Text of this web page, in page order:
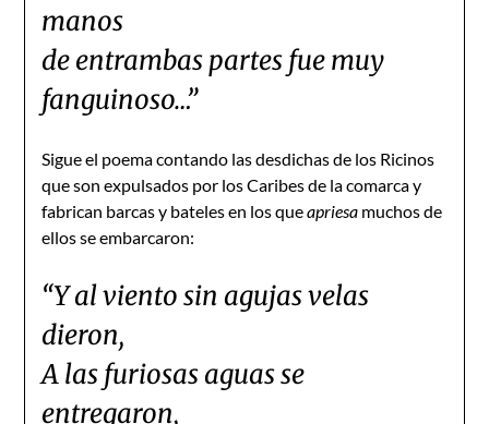
manos
de entrambas partes fue muy
fanguinoso…”
Sigue el poema contando las desdichas de los Ricinos
que son expulsados por los Caribes de la comarca y
fabrican barcas y bateles en los queapriesa muchos de
ellos se embarcaron:
“Y al viento sin agujas velas
dieron,
A las furiosas aguas se
entregaron,